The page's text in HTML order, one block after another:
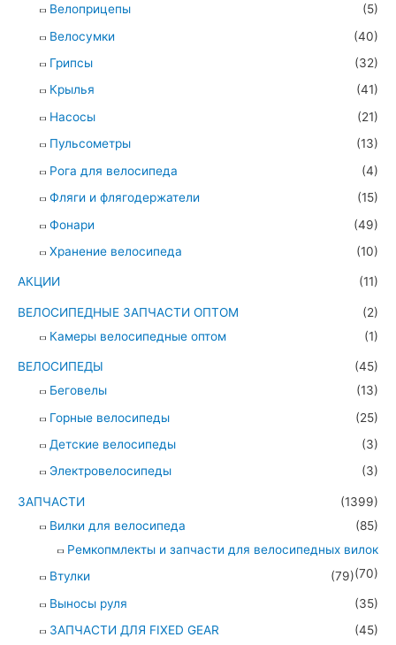
Велоприцепы
(5)
Велосумки
(40)
Грипсы
(32)
Крылья
(41)
Насосы
(21)
Пульсометры
(13)
Рога для велосипеда
(4)
Фляги и флягодержатели
(15)
Фонари
(49)
Хранение велосипеда
(10)
АКЦИИ (11)
ВЕЛОСИПЕДНЫЕ ЗАПЧАСТИ ОПТОМ
(2)
Камеры велосипедные оптом
(1)
ВЕЛОСИПЕДЫ
(45)
Беговелы
(13)
Горные велосипеды
(25)
Детские велосипеды
(3)
Электровелосипеды
(3)
ЗАПЧАСТИ
(1399)
Вилки для велосипеда
(85)
Ремкопмлекты и запчасти для велосипедных вилок
(70)
Втулки
(79)
Выносы руля
(35)
ЗАПЧАСТИ ДЛЯ FIXED GEAR
(45)